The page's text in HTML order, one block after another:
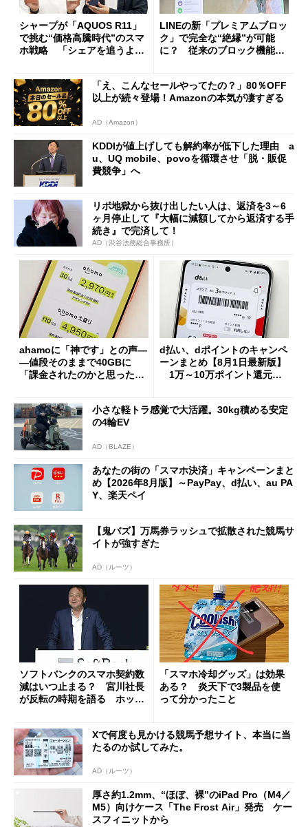
シャープが「AQUOS R11」
で挑む“価格高騰時代”のスマ
ホ戦略 「シェアを追うより
LINEの新「プレミアムブロッ
ク」で完全な“絶縁”が可能
に？ 従来のブロック機能と
「え、こんなセールやってたの？」80％OFF
以上が続々登場！Amazonの本気が凄すぎる
AD（Amazon）
KDDIが値上げしても解約率が低下した理由 a
u、UQ mobile、povoを循環させ「脱・販促
費競争」へ
リボ地獄から抜け出したい人は、返済を3～6
ヶ月停止して『大幅に減額してから返済する手
続き』で完済して！
AD（渋谷法務総合事務所）
ahamoに「神です」との声―
―値段そのままで40GBに
「課金されたのかと思った」
d払い、dポイントのキャンペ
ーンまとめ【8月1日最新版】
1万～10万ポイント還元の
小さな軽トラ感覚で大活躍。30kg積める安定
の4輪EV
AD（BLAZE）
あなたの街の「スマホ決済」キャンペーンまと
め【2026年8月版】～PayPay、d払い、au PA
Y、楽天ペイ
【鬼バズ】万馬券ラッシュで拡散された競馬サ
イトが強すぎた
AD（ルーツ）
ソフトバンクのスマホ契約数
減はいつ止まる？ 宮川社長
が反転の時期を語る ホッピ
「スマホ冷却グッズ」は効果
ある？ 炎天下で3製品を使
って分かったこと
Xで何度も見かける競馬予想サイト、本当に当
たるのか試してみた。
AD（ルーツ）
厚さ約1.2mm、“ほぼ、裸”のiPad Pro（M4／
M5）向けケース「The Frost Air」発売 ケー
スフィニットから